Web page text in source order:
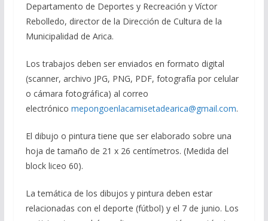
Departamento de Deportes y Recreación y Víctor
Rebolledo, director de la Dirección de Cultura de la
Municipalidad de Arica.
Los trabajos deben ser enviados en formato digital
(scanner, archivo JPG, PNG, PDF, fotografía por celular
o cámara fotográfica) al correo
electrónico mepongoenlacamisetadearica@gmail.com.
El dibujo o pintura tiene que ser elaborado sobre una
hoja de tamaño de 21 x 26 centímetros. (Medida del
block liceo 60).
La temática de los dibujos y pintura deben estar
relacionadas con el deporte (fútbol) y el 7 de junio. Los